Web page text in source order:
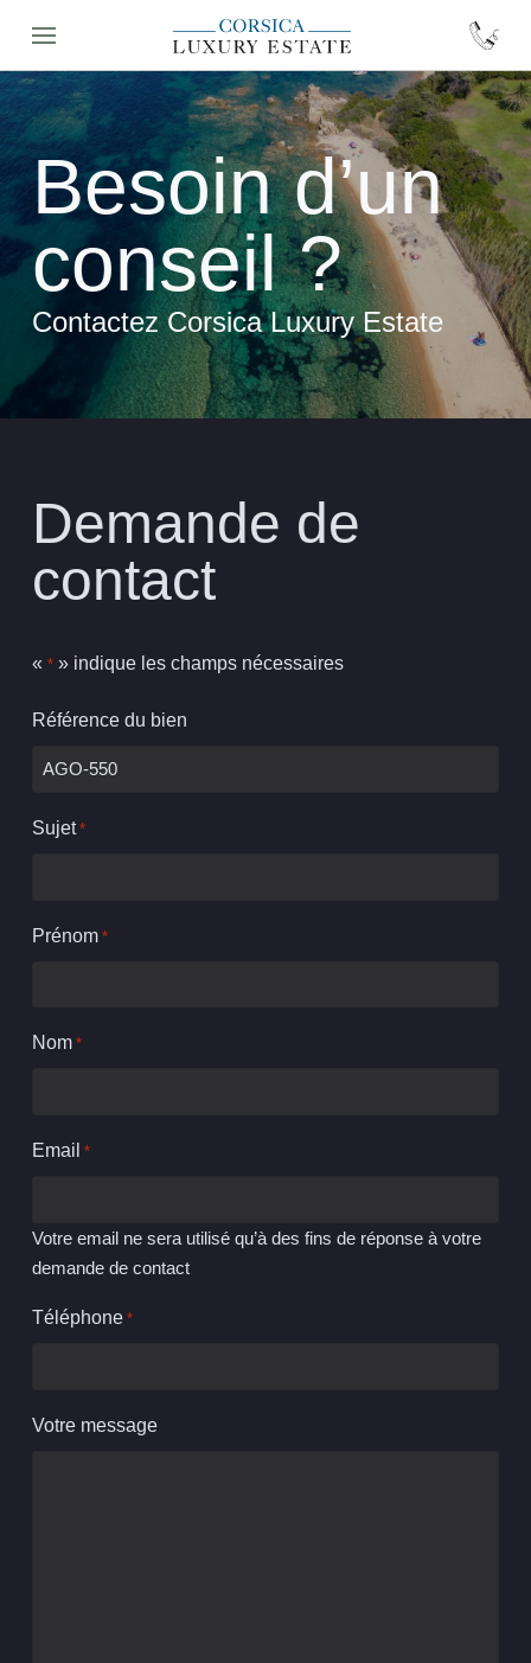
Besoin d’un
conseil ?
Contactez Corsica Luxury Estate
Demande de
contact
« *» indique les champs nécessaires
Référence du bien
Sujet *
Prénom *
Nom *
Email *
Votre email ne sera utilisé qu’à des fins de réponse à votre
demande de contact
Téléphone *
Votre message